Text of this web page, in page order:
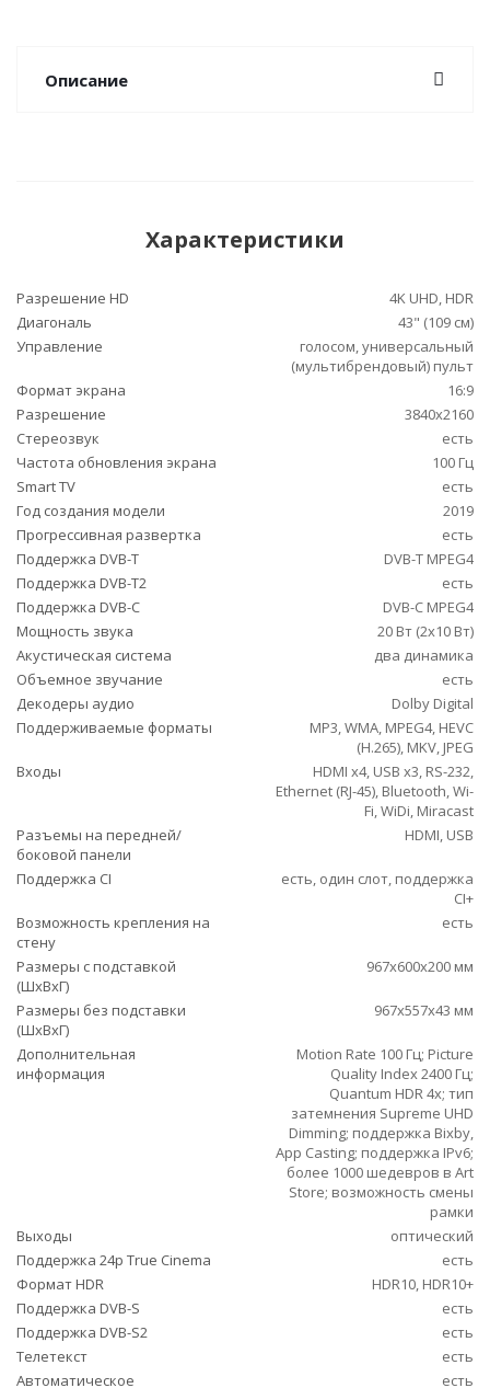
Описание
Характеристики
Разрешение HD
4K UHD, HDR
Диагональ
43" (109 см)
Управление
голосом, универсальный
(мультибрендовый) пульт
Формат экрана
16:9
Разрешение
3840x2160
Стереозвук
есть
Частота обновления экрана
100 Гц
Smart TV
есть
Год создания модели
2019
Прогрессивная развертка
есть
Поддержка DVB-T
DVB-T MPEG4
Поддержка DVB-T2
есть
Поддержка DVB-C
DVB-C MPEG4
Мощность звука
20 Вт (2х10 Вт)
Акустическая система
два динамика
Объемное звучание
есть
Декодеры аудио
Dolby Digital
Поддерживаемые форматы
MP3, WMA, MPEG4, HEVC
(H.265), MKV, JPEG
Входы
HDMI x4, USB x3, RS-232,
Ethernet (RJ-45), Bluetooth, Wi-
Fi, WiDi, Miracast
Разъемы на передней/
боковой панели
HDMI, USB
Поддержка CI
есть, один слот, поддержка
CI+
Возможность крепления на
стену
есть
Размеры с подставкой
(ШxВxГ)
967x600x200 мм
Размеры без подставки
(ШxВxГ)
967x557x43 мм
Дополнительная
информация
Motion Rate 100 Гц; Picture
Quality Index 2400 Гц;
Quantum HDR 4x; тип
затемнения Supreme UHD
Dimming; поддержка Bixby,
App Casting; поддержка IPv6;
более 1000 шедевров в Art
Store; возможность смены
рамки
Выходы
оптический
Поддержка 24p True Cinema
есть
Формат HDR
HDR10, HDR10+
Поддержка DVB-S
есть
Поддержка DVB-S2
есть
Телетекст
есть
Автоматическое
есть